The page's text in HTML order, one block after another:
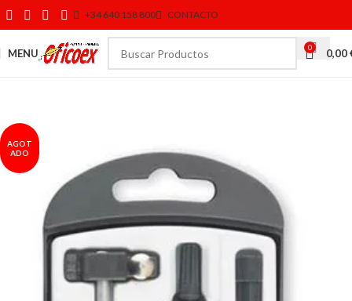
+34 640 158 800 CONTACTO
MENU 0 0,00
AGOT
ADO